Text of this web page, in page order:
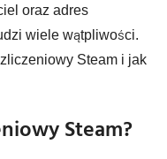
oraz adres
wiele wątpliwości.
Steam i jak
Steam?